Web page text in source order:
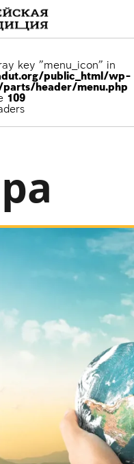
key "menu_icon" in
public_html/wp-
header/menu.php
109